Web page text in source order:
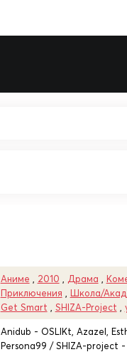
Аниме 2010 Драма
Приключения
Школа/
Get Smart
SHIZA-Project
Anidub - OSLIKt, Azazel,
Persona99 / SHIZA-project